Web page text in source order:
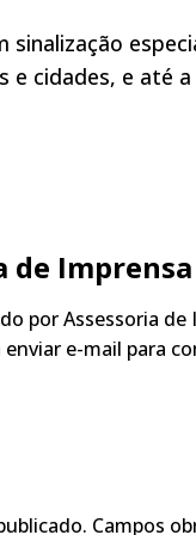
e cidades, e até
de Imprensa
por Assessoria de
enviar e-mail para
Campos